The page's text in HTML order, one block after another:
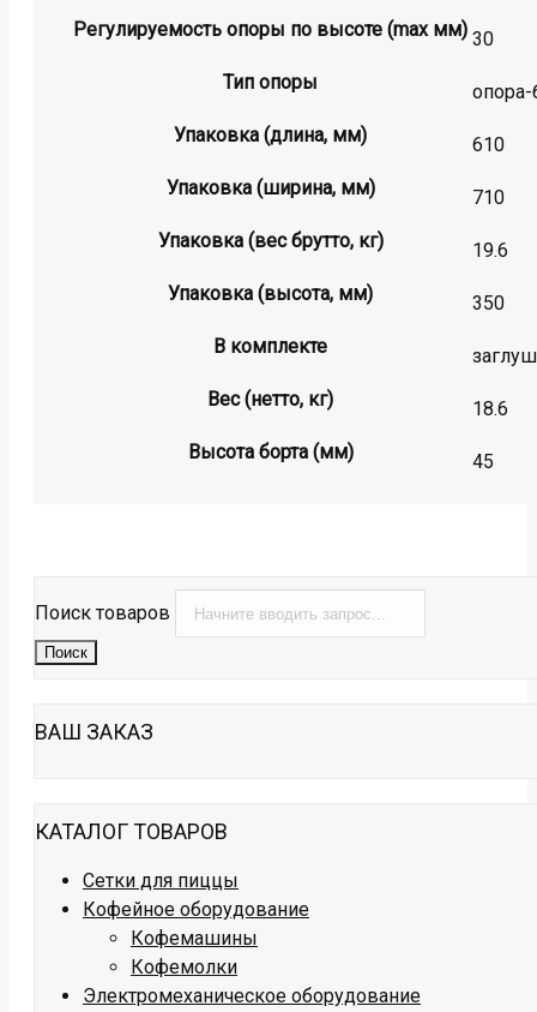
Регулируемость опоры по высоте (max мм) 30
Тип опоры
опора-
Упаковка (длина, мм)
610
Упаковка (ширина, мм)
710
Упаковка (вес брутто, кг)
19.6
Упаковка (высота, мм)
350
В комплекте
Вес (нетто, кг)
18.6
Высота борта (мм)
45
Поиск товаров
Поиск
ВАШ ЗАКАЗ
КАТАЛОГ ТОВАРОВ
Сетки для пиццы
Кофейное оборудование
Кофемашины
Кофемолки
Электромеханическое оборудование